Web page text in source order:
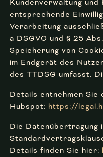
Kundenverwaltung und
entsprechende
Verarbeitung
a DSGVO und § 25
Speicherung von
im Endgerät des
des TTDSG umfasst.
Details entnehmen
Hubspot: https://
Die Datenübertragung
Details finden Sie hier: